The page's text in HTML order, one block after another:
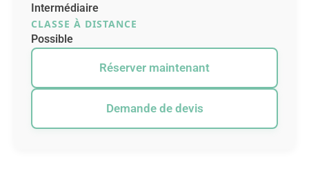
Intermédiaire
CLASSE À DISTANCE
Possible
Réserver maintenant
Demande de devis